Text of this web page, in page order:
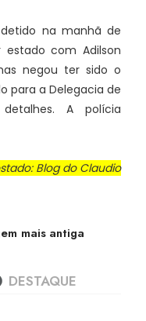
na manhã de
estado com Adilson
negou ter sido o
para a Delegacia de
A polícia
Blog do Claudio
mais antiga